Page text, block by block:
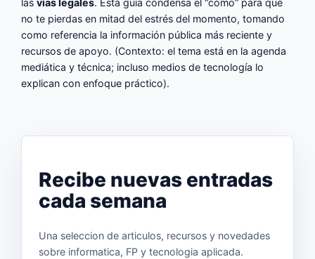
lasvías legales. Esta guía condensa el “cómo” para que
no te pierdas en mitad del estrés del momento, tomando
como referencia la información pública más reciente y
recursos de apoyo. (Contexto: el tema está en la agenda
mediática y técnica; incluso medios de tecnología lo
explican con enfoque práctico).
Recibe nuevas entradas
cada semana
Una seleccion de articulos, recursos y novedades
sobre informatica, FP y tecnologia aplicada.